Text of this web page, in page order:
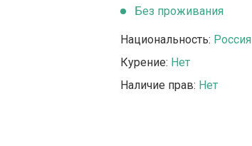
Без проживания
Национальность: Россия
Курение: Нет
Наличие прав: Нет